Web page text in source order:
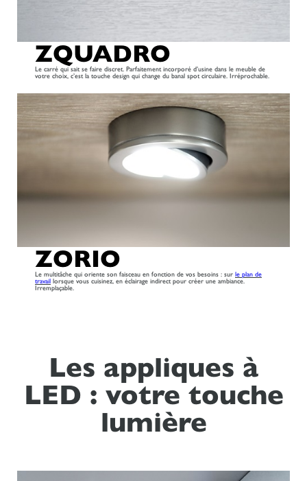
ZQUADRO
Le carré qui sait se faire discret. Parfaitement incorporé d’usine dans le meuble de
votre choix, c’est la touche design qui change du banal spot circulaire. Irréprochable.
ZORIO
Le multitâche qui oriente son faisceau en fonction de vos besoins : sur le plan de
travail lorsque vous cuisinez, en éclairage indirect pour créer une ambiance.
Irremplaçable.
Les appliques à
LED : votre touche
lumière